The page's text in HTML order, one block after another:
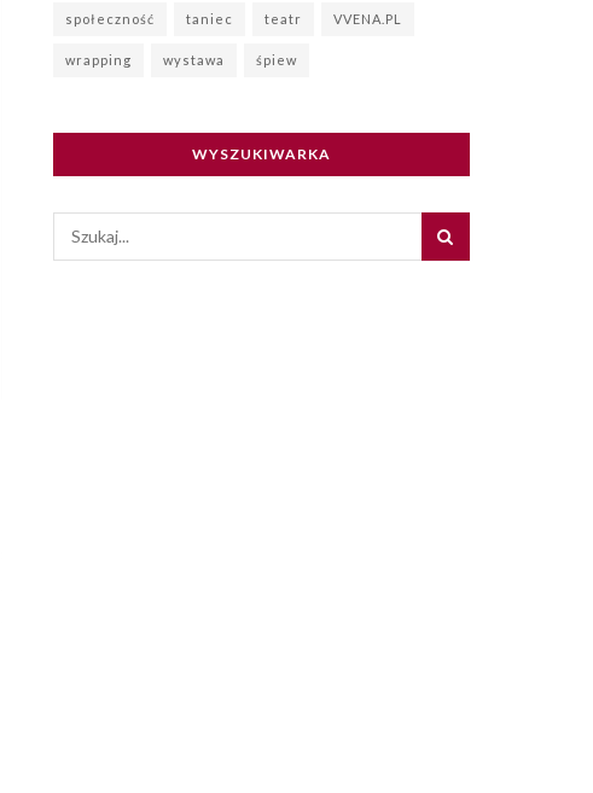
społeczność taniec teatr VVENA.PL
wrapping wystawa śpiew
WYSZUKIWARKA